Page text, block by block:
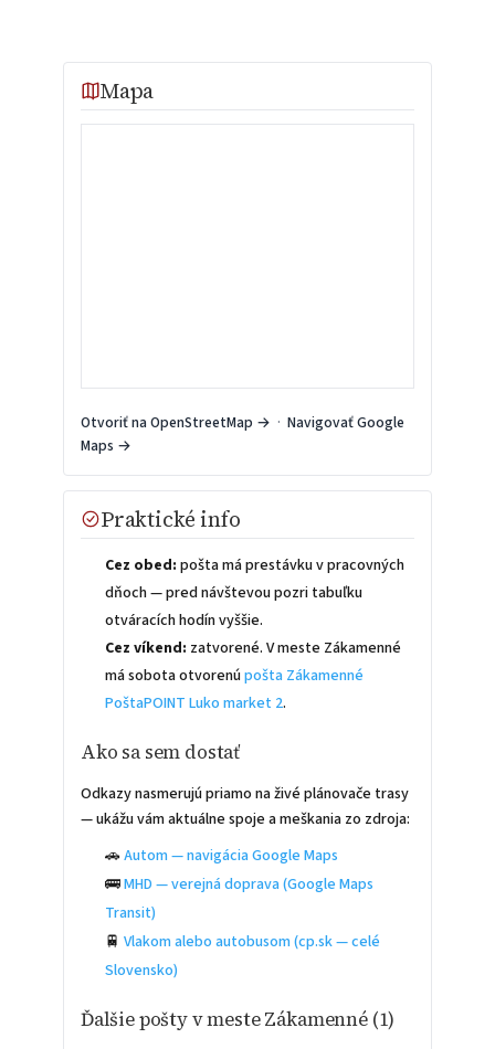
Mapa
Otvoriť na OpenStreetMap → · Navigovať Google
Maps →
Praktické info
Cez obed: pošta má prestávku v pracovných
dňoch — pred návštevou pozri tabuľku
otváracích hodín vyššie.
Cez víkend: zatvorené. V meste Zákamenné
má sobota otvorenúpošta Zákamenné
PoštaPOINT Luko market 2.
Ako sa sem dostať
Odkazy nasmerujú priamo na živé plánovače trasy
— ukážu vám aktuálne spoje a meškania zo zdroja:
🚗Autom — navigácia Google Maps
🚌MHD — verejná doprava (Google Maps
Transit)
🚆Vlakom alebo autobusom (cp.sk — celé
Slovensko)
Ďalšie pošty v meste Zákamenné (1)